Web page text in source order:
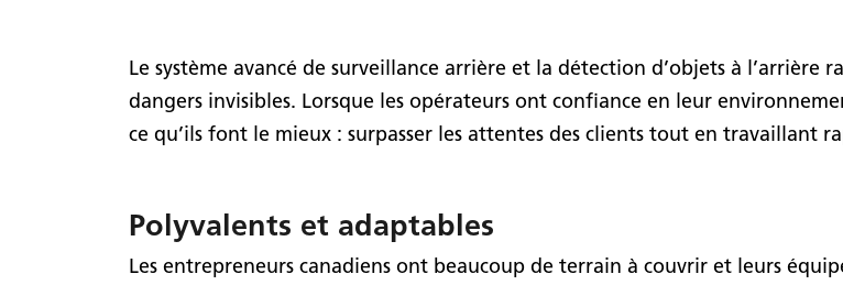
Le système avancé de surveillance arrière et la détection d’objets à l’arrière
dangers invisibles. Lorsque les opérateurs ont confiance en leur
ce qu’ils font le mieux : surpasser les attentes des clients tout en travaillant
Polyvalents et adaptables
Les entrepreneurs canadiens ont beaucoup de terrain à couvrir et leurs